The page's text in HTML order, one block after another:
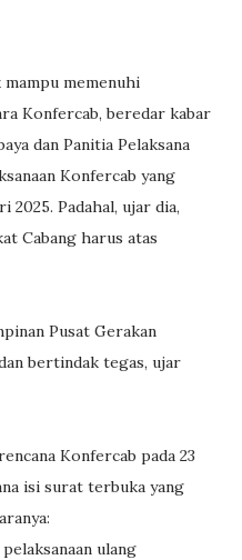
memenuhi
Konfercab, beredar kabar
dan Panitia Pelaksana
Konfercab yang
2025. Padahal, ujar dia,
Cabang harus atas
Pusat Gerakan
bertindak tegas, ujar
Konfercab pada 23
isi surat terbuka yang
ulang